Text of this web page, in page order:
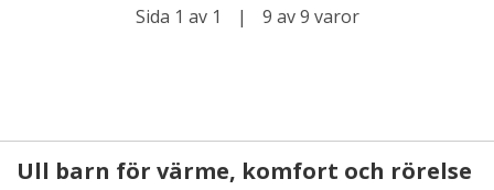
Sida 1 av 1 | 9 av 9 varor
Ull barn för värme, komfort och rörelse